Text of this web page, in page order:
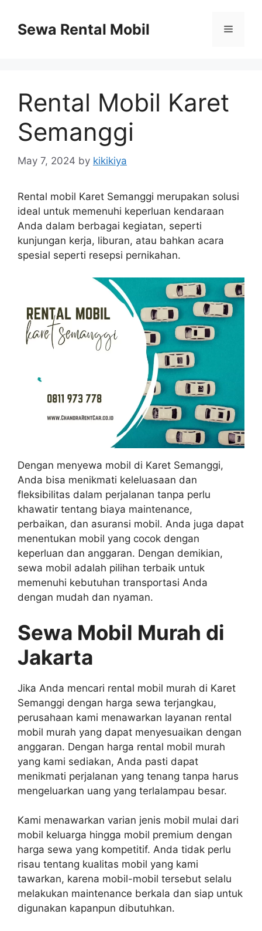
contentSewa Rental Mobil Menu
Rental Mobil Karet
Semanggi
May 7, 2024 by kikikiya
Rental mobil Karet Semanggi merupakan solusi
ideal untuk memenuhi keperluan kendaraan
Anda dalam berbagai kegiatan, seperti
kunjungan kerja, liburan, atau bahkan acara
spesial seperti resepsi pernikahan.
Dengan menyewa mobil di Karet Semanggi,
Anda bisa menikmati keleluasaan dan
fleksibilitas dalam perjalanan tanpa perlu
khawatir tentang biaya maintenance,
perbaikan, dan asuransi mobil. Anda juga dapat
menentukan mobil yang cocok dengan
keperluan dan anggaran. Dengan demikian,
sewa mobil adalah pilihan terbaik untuk
memenuhi kebutuhan transportasi Anda
dengan mudah dan nyaman.
Sewa Mobil Murah di
Jakarta
Jika Anda mencari rental mobil murah di Karet
Semanggi dengan harga sewa terjangkau,
perusahaan kami menawarkan layanan rental
mobil murah yang dapat menyesuaikan dengan
anggaran. Dengan harga rental mobil murah
yang kami sediakan, Anda pasti dapat
menikmati perjalanan yang tenang tanpa harus
mengeluarkan uang yang terlalampau besar.
Kami menawarkan varian jenis mobil mulai dari
mobil keluarga hingga mobil premium dengan
harga sewa yang kompetitif. Anda tidak perlu
risau tentang kualitas mobil yang kami
tawarkan, karena mobil-mobil tersebut selalu
melakukan maintenance berkala dan siap untuk
digunakan kapanpun dibutuhkan.